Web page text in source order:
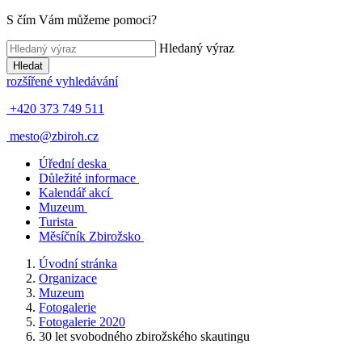
S čím Vám můžeme pomoci?
Hledaný výraz
Hledat
rozšířené vyhledávání
+420 373 749 511
mesto@zbiroh.cz
Úřední deska
Důležité informace
Kalendář akcí
Muzeum
Turista
Měsíčník Zbirožsko
Úvodní stránka
Organizace
Muzeum
Fotogalerie
Fotogalerie 2020
30 let svobodného zbirožského skautingu